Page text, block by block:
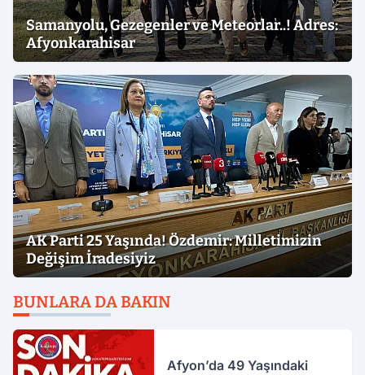
Samanyolu, Gezegenler ve Meteorlar..! Adres:
Afyonkarahisar
AK Parti 25 Yaşında! Özdemir: Milletimizin
Değişim İradesiyiz
BUNLARA DA BAKIN
Afyon’da 49 Yaşındaki